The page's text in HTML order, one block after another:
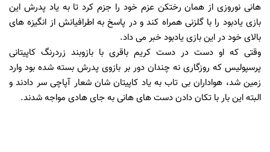
هانی نوروزی از همان رختکن عزم خود را جزم کرد تا به یاد پدرش این
بازی یادبود را با گلزنی همراه کند و در پاسخ به اطرافیانش از انگیزه های
بالای خود در این بازی یادبود خبر می داد.
وقتی که او دست در دست کریم باقری با بازوبند زردرنگ کاپیتانی
پرسپولیس که روزگاری نه چندان دور بر بازوی پدرش بسته شده بود وارد
زمین شد، هواداران بی تاب به یاد کاپیتان شان شعار آپاچی سر دادند و
البته این بار با تکان دادن دست های هانی به جای هادی مواجه شدند.